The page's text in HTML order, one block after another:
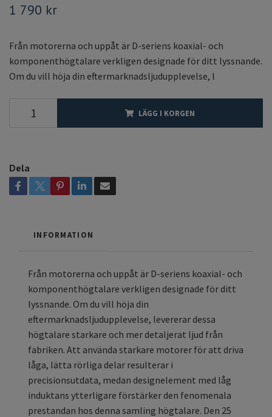
1 790 kr
Från motorerna och uppåt är D-seriens koaxial- och
komponenthögtalare verkligen designade för ditt lyssnande.
Om du vill höja din eftermarknadsljudupplevelse, l
LÄGG I KORGEN
Dela
INFORMATION
Från motorerna och uppåt är D-seriens koaxial- och
komponenthögtalare verkligen designade för ditt
lyssnande. Om du vill höja din
eftermarknadsljudupplevelse, levererar dessa
högtalare starkare och mer detaljerat ljud från
fabriken. Att använda starkare motorer för att driva
låga, lätta rörliga delar resulterar i
precisionsutdata, medan designelement med låg
induktans ytterligare förstärker den fenomenala
prestandan hos denna samling högtalare. Den 25